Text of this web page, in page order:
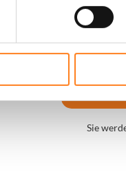
zu profitieren!
Sie